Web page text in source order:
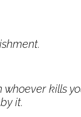
kills
it.